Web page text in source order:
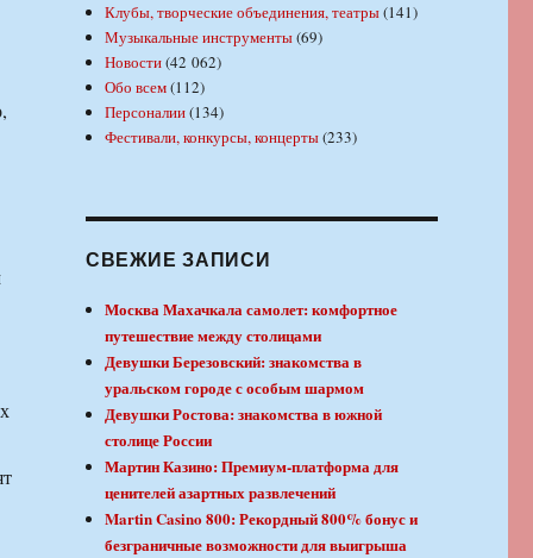
Клубы, творческие объединения, театры(141)
Музыкальные инструменты(69)
Новости(42 062)
Обо всем(112)
Персоналии(134)
Фестивали, конкурсы, концерты(233)
СВЕЖИЕ ЗАПИСИ
Москва Махачкала самолет: комфортное
путешествие между столицами
Девушки Березовский: знакомства в
уральском городе с особым шармом
Девушки Ростова: знакомства в южной
столице России
Мартин Казино: Премиум-платформа для
ценителей азартных развлечений
Martin Casino 800: Рекордный 800% бонус и
безграничные возможности для выигрыша